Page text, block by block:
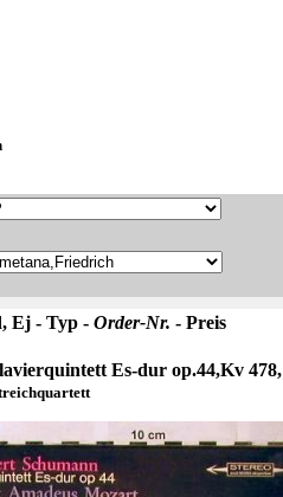
Ej - Typ - Order-Nr. - Preis
Es-dur op.44,Kv